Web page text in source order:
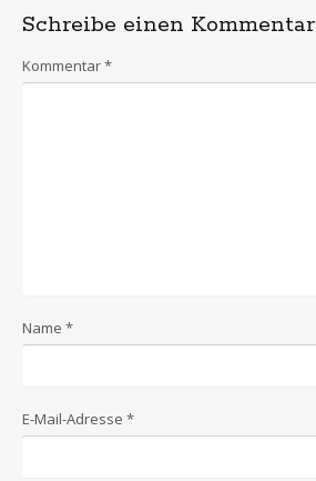
Schreibe einen Kommentar
Kommentar*
Name *
E-Mail-Adresse *